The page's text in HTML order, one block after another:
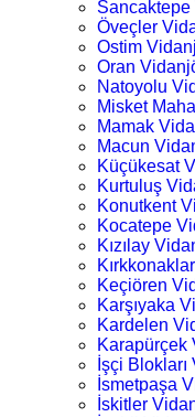
Öveçler
Ostim
Oran
Natoyolu
Misket
Mamak
Macun
Küçükesat
Kurtuluş
Konutkent
Kocatepe
Kızılay
Keçiören
Karşıyaka
Kardelen
Karapürçek
İşçi
İsmetpaşa
İskitler